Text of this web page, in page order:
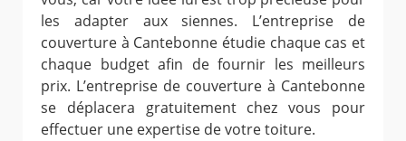
les adapter aux siennes. L’entreprise de
couverture à Cantebonne étudie chaque cas et
chaque budget afin de fournir les meilleurs
prix. L’entreprise de couverture à Cantebonne
se déplacera gratuitement chez vous pour
effectuer une expertise de votre toiture.